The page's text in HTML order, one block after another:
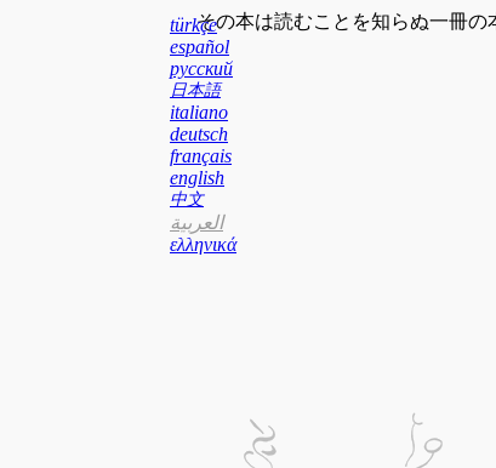
その本は読むことを知らぬ一冊の
türkçe
español
русский
日本語
italiano
deutsch
français
english
中文
العربية
ελληνικά